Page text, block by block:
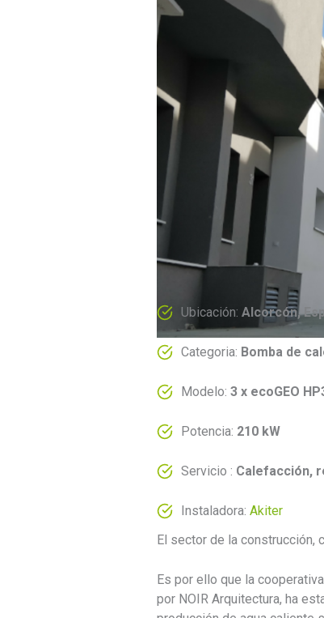
Ubicación: Alcorcón,
Categoria: Bomba de
Modelo: 3 x ecoGEO
Potencia: 210 kW
Servicio : Calefacción,
Instaladora: Akiter
El sector de la construcción,
Es por ello que la
por NOIR Arquitectura, ha